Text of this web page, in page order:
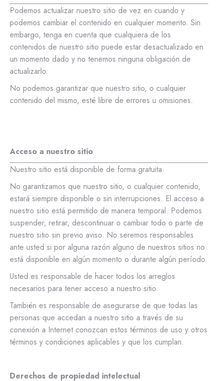
Podemos actualizar nuestro sitio de vez en cuando y
podemos cambiar el contenido en cualquier momento. Sin
embargo, tenga en cuenta que cualquiera de los
contenidos de nuestro sitio puede estar desactualizado en
un momento dado y no tenemos ninguna obligación de
actualizarlo.
No podemos garantizar que nuestro sitio, o cualquier
contenido del mismo, esté libre de errores u omisiones.
Acceso a nuestro sitio
Nuestro sitio está disponible de forma gratuita.
No garantizamos que nuestro sitio, o cualquier contenido,
estará siempre disponible o sin interrupciones. El acceso a
nuestro sitio está permitido de manera temporal. Podemos
suspender, retirar, descontinuar o cambiar todo o parte de
nuestro sitio sin previo aviso. No seremos responsables
ante usted si por alguna razón alguno de nuestros sitios no
está disponible en algún momento o durante algún período.
Usted es responsable de hacer todos los arreglos
necesarios para tener acceso a nuestro sitio.
También es responsable de asegurarse de que todas las
personas que accedan a nuestro sitio a través de su
conexión a Internet conozcan estos términos de uso y otros
términos y condiciones aplicables y que los cumplan.
Derechos de propiedad intelectual